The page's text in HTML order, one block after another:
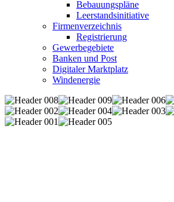
Bebauungspläne
Leerstandsinitiative
Firmenverzeichnis
Registrierung
Gewerbegebiete
Banken und Post
Digitaler Marktplatz
Windenergie